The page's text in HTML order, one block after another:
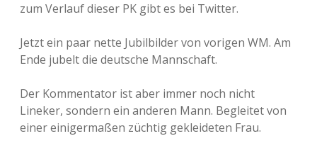
zum Verlauf dieser PK gibt es bei Twitter.
Jetzt ein paar nette Jubilbilder von vorigen WM. Am
Ende jubelt die deutsche Mannschaft.
Der Kommentator ist aber immer noch nicht
Lineker, sondern ein anderen Mann. Begleitet von
einer einigermaßen züchtig gekleideten Frau.